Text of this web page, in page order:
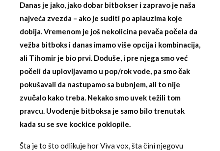
Danas je jako, jako dobar bitbokser i zapravo je naša
najveća zvezda – ako je suditi po aplauzima koje
dobija. Vremenom je još nekolicina pevača počela da
vežba bitboks i danas imamo više opcija i kombinacija,
ali Tihomir je bio prvi. Doduše, i pre njega smo već
počeli da uplovljavamo u pop/rok vode, pa smo čak
pokušavali da nastupamo sa bubnjem, ali to nije
zvučalo kako treba. Nekako smo uvek težili tom
pravcu. Uvođenje bitboksa je samo bilo trenutak
kada su se sve kockice poklopile.
Šta je to što odlikuje hor Viva vox, šta čini njegovu